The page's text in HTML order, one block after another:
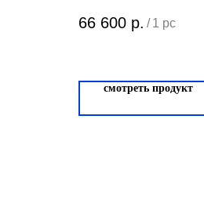
66 600 р. / 1 pc
смотреть продукт